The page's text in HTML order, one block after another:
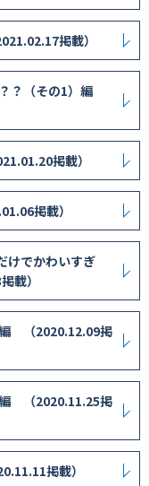
掲載）
？（その1）編
掲載）
掲載）
けでかわいすぎ
載）
（2020.12.09掲
（2020.11.25掲
掲載）